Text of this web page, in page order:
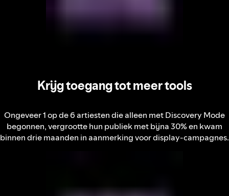
Krijg toegang tot meer tools
Ongeveer 1 op de 6 artiesten die alleen met Discovery Mode
begonnen, vergrootte hun publiek met bijna 30% en kwam
binnen drie maanden in aanmerking voor display-campagnes.